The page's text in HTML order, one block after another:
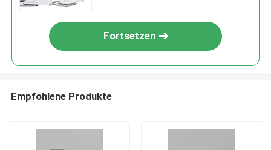
Fortsetzen
Empfohlene Produkte